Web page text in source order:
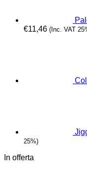
€11,46 (Inc. VAT
25%)
In offerta